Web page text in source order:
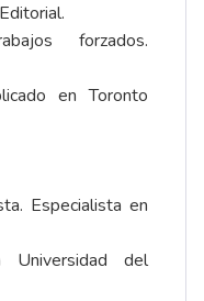
forzados.
en Toronto
Especialista en
Universidad del